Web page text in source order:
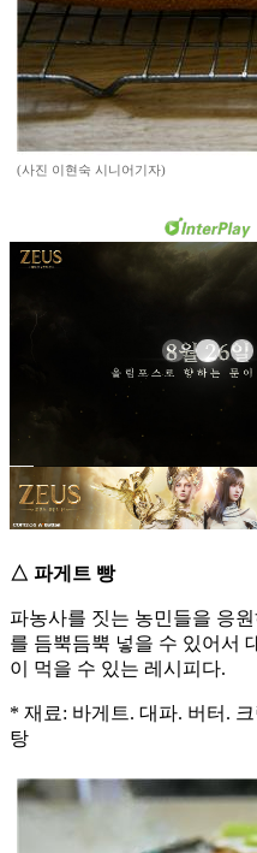
(사진 이현숙 시니어기자)
△ 파게트 빵
파농사를 짓는 농민들을 응
를 듬뿍듬뿍 넣을 수 있어서
이 먹을 수 있는 레시피다.
* 재료: 바게트. 대파. 버터.
탕